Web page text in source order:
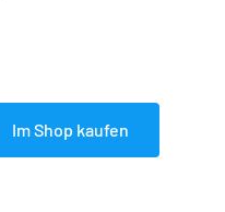
Im Shop kaufen